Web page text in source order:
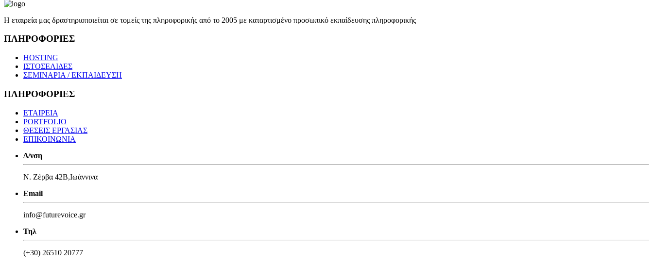
Η εταιρεία μας δραστηριοποιείται σε τομείς της πληροφορικής από το 2005 με καταρτισμένο προσωπικό εκπαίδευσης πληροφορικής
ΠΛΗΡΟΦΟΡΙΕΣ
HOSTING
ΙΣΤΟΣΕΛΙΔΕΣ
ΣΕΜΙΝΑΡΙΑ / ΕΚΠΑΙΔΕΥΣΗ
ΠΛΗΡΟΦΟΡΙΕΣ
ΕΤΑΙΡΕΙΑ
PORTFOLIO
ΘΕΣΕΙΣ ΕΡΓΑΣΙΑΣ
ΕΠΙΚΟΙΝΩΝΙΑ
Δ/νση
Ν. Ζέρβα 42Β,Ιωάννινα
Email
info@futurevoice.gr
Τηλ
(+30) 26510 20777